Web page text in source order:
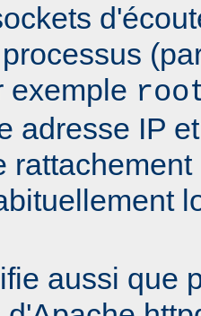
exemple
adresse IP
aussi que